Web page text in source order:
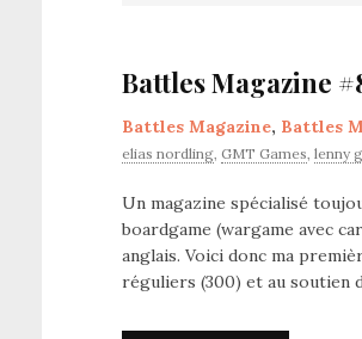
Battles Magazine
Battles Magazine, Battles
elias nordling, GMT Games, lenny
Un magazine spécialisé
boardgame (wargame avec
anglais. Voici donc ma
réguliers (300) et au soutien